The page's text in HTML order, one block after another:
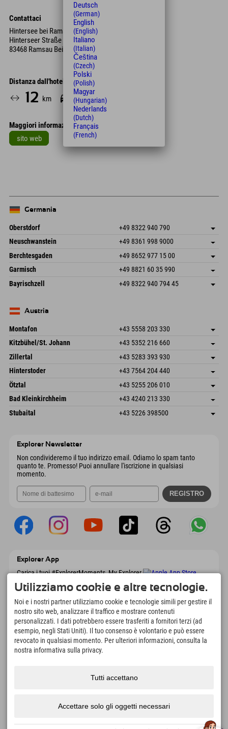
Contattaci
Hintersee bei Ramsau
Hinterseer Straße 104
83468 Ramsau Bei Berchtesgaden
Distanza dall'hotel
12 km 17 Min.
Maggiori informazioni
sito web
Leaflet| Map data © OpenStreetMap contributors
Germania
Oberstdorf +49 8322 940 790
An der Breitach 3
Germania
Salva indirizzo
Prenotazione
Neuschwanstein +49 8361 998 9000
An der Riese 45
87484 Nesselwang im Allgäu
Germania
Salva indirizzo
Prenotazione
Berchtesgaden +49 8652 977 15 00
Hofreitstr. 7
Germania
Salva indirizzo
Prenotazione
Garmisch +49 8821 60 35 990
Frickenstraße 22
82490 Farchant
Salva indirizzo
Bayrischzell +49 8322 940 794 45
Germania
Austria
Montafon +43 5558 203 330
Dorfstr. 127b
6793 Gaschurn/Montafon
Austria
Salva indirizzo
Prenotazione
Kitzbühel/St. Johann +43 5352 216 660
Speckbacherstraße 87
Austria
Salva indirizzo
Prenotazione
Zillertal +43 5283 393 930
Schmiedau 2
Austria
Salva indirizzo
Prenotazione
Hinterstoder +43 7564 204 440
Freizeitpark 10
Austria
Salva indirizzo
Prenotazione
Ötztal +43 5255 206 010
Gscheat 14
Austria
Salva indirizzo
Prenotazione
Bad Kleinkirchheim +43 4240 213 330
Dorfstraße 24
Salva indirizzo
Stubaital +43 5226 398500
Explorer Newsletter
Non condivideremo il tuo indirizzo email. Odiamo lo spam tanto
quanto te. Promesso! Puoi annullare l'iscrizione in qualsiasi
momento.
Explorer App
Carica i tuoi #ExplorerMoments, My Explorer
lista dei desideri, panoramica dei ristoranti e
molto altro. Scaricalo subito!
È tempo di momenti da esploratore
166
Laghi di montagna e piscine
4.634km
Percorsi per escursionismo
Utilizziamo cookie e altre tecnologie.
Noi e i nostri partner utilizziamo cookie e tecnologie simili per gestire il
nostro sito web, analizzare il traffico e mostrare contenuti
personalizzati. I dati potrebbero essere trasferiti a fornitori terzi (ad
esempio, negli Stati Uniti). Il tuo consenso è volontario e può essere
revocato in qualsiasi momento. Per ulteriori informazioni, consulta la
nostra informativa sulla privacy.
Tutti accettano
Accettare solo gli oggetti necessari
Deutsch
(German)
English
(English)
Italiano
(Italian)
Čeština
(Czech)
Polski
(Polish)
Magyar
(Hungarian)
Nederlands
(Dutch)
Français
(French)